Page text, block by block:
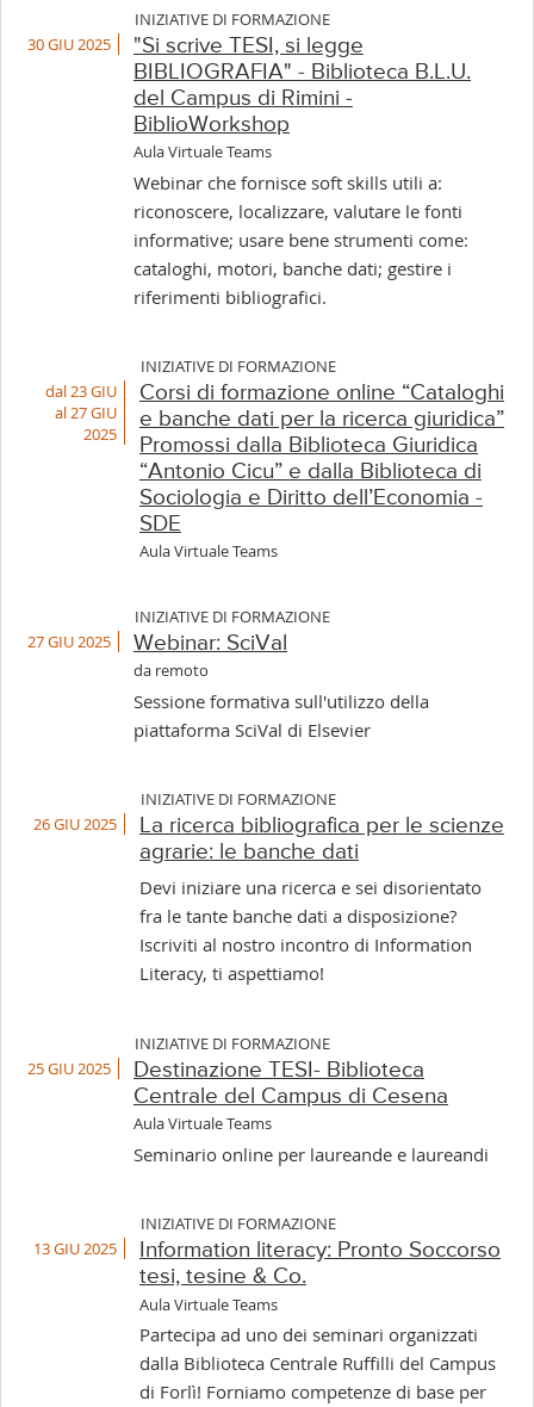
INIZIATIVE DI FORMAZIONE
30 GIU 2025
"Si scrive TESI, si legge
BIBLIOGRAFIA" - Biblioteca B.L.U.
del Campus di Rimini -
BiblioWorkshop
Aula Virtuale Teams
Webinar che fornisce soft skills utili a:
riconoscere, localizzare, valutare le fonti
informative; usare bene strumenti come:
cataloghi, motori, banche dati; gestire i
riferimenti bibliografici.
INIZIATIVE DI FORMAZIONE
dal 23 GIU
al 27 GIU
2025
Corsi di formazione online “Cataloghi
e banche dati per la ricerca giuridica”
Promossi dalla Biblioteca Giuridica
“Antonio Cicu” e dalla Biblioteca di
Sociologia e Diritto dell’Economia -
SDE
Aula Virtuale Teams
INIZIATIVE DI FORMAZIONE
27 GIU 2025
Webinar: SciVal
da remoto
Sessione formativa sull'utilizzo della
piattaforma SciVal di Elsevier
INIZIATIVE DI FORMAZIONE
26 GIU 2025
La ricerca bibliografica per le scienze
agrarie: le banche dati
Devi iniziare una ricerca e sei disorientato
fra le tante banche dati a disposizione?
Iscriviti al nostro incontro di Information
Literacy, ti aspettiamo!
INIZIATIVE DI FORMAZIONE
25 GIU 2025
Destinazione TESI- Biblioteca
Centrale del Campus di Cesena
Aula Virtuale Teams
Seminario online per laureande e laureandi
INIZIATIVE DI FORMAZIONE
13 GIU 2025
Information literacy: Pronto Soccorso
tesi, tesine & Co.
Aula Virtuale Teams
Partecipa ad uno dei seminari organizzati
dalla Biblioteca Centrale Ruffilli del Campus
di Forlì! Forniamo competenze di base per